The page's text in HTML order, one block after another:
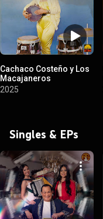
Cachaco Costeño y Los
Macajaneros
2025
Singles & EPs